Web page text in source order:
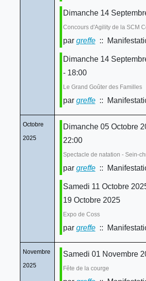
Dimanche 14
Concours d'Agility de la SCM
par greffe::
Dimanche 14
- 18:00
Le Grand Goûter des Familles
par greffe::
Octobre
2025
Dimanche 05 Octobre
22:00
Spectacle de natation - Sein-
par greffe::
Samedi 11 Octobre
19 Octobre 2025
Expo de Coss
par greffe::
Novembre
2025
Samedi 01 Novembre
Fête de la courge